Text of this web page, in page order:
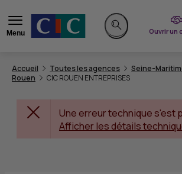
Menu
Rechercher sur le site
Ouvrir un
Accueil Toutes les agences Seine-
Rouen
CIC ROUEN ENTREPRISES
Une erreur technique s'est
Afficher les détails